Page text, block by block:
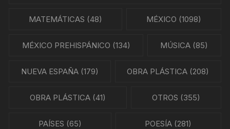
MATEMÁTICAS (48) MÉXICO (1098)
MÉXICO PREHISPÁNICO (134) MÚSICA (85)
NUEVA ESPAÑA(179) OBRA PLÁSTICA (208)
OBRA PLÁSTICA (41) OTROS (355)
PAÍSES (65) POESÍA (281)